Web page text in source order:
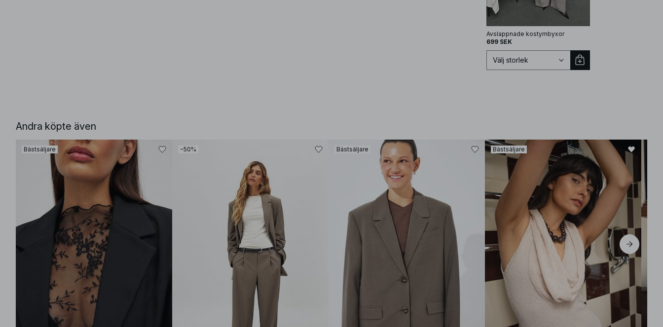
Avslappnade kostymbyxor
699 SEK
EU 36
EU 38
EU 40
EU 42
EU 44
Välj storlek
Andra köpte även
Bästsäljare −50% Bästsäljare Bästsäljare